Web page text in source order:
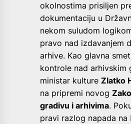
okolnostima prisiljen
dokumentaciju u
nekom suludom
pravo nad izdavanjem
arhive. Kao glavna
kontrole nad
ministar kulture Zlatko
na pripremi novog
gradivu i arhivima.
pravi razlog napada